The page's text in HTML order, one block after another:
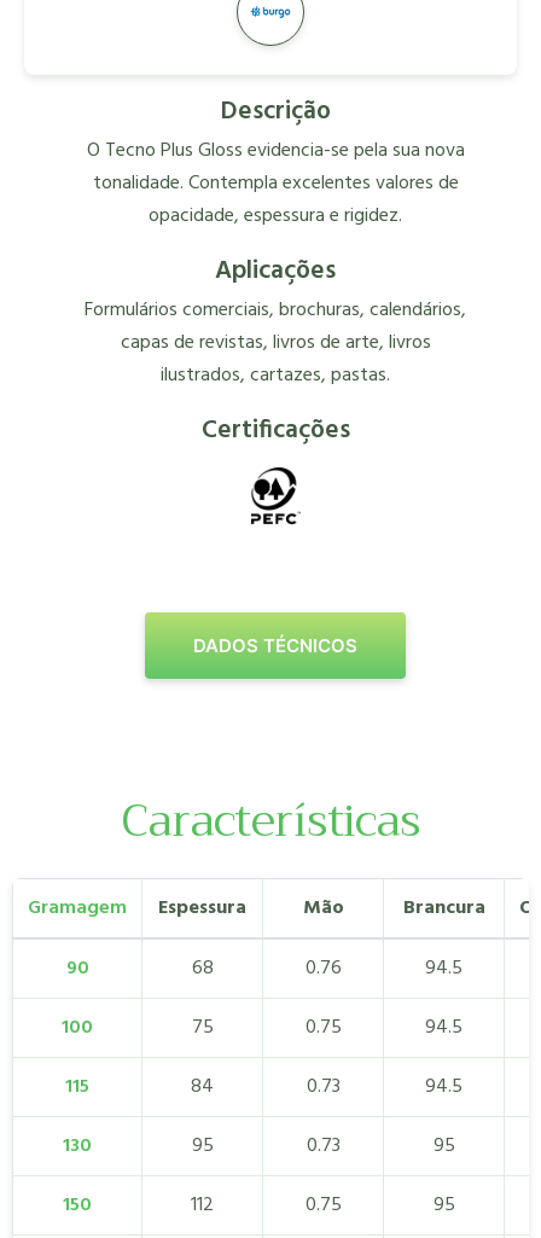
Descrição
O Tecno Plus Gloss evidencia-se pela sua nova
tonalidade. Contempla excelentes valores de
opacidade, espessura e rigidez.
Aplicações
Formulários comerciais, brochuras, calendários,
capas de revistas, livros de arte, livros
ilustrados, cartazes, pastas.
Certificações
DADOS TÉCNICOS
Características
Gramagem Espessura Mão Brancura
90
68 0.76
94.5
100
75 0.75
94.5
115
84 0.73
94.5
130
95 0.73
95
150
112 0.75
95